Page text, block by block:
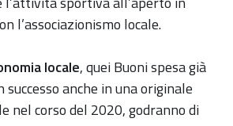
l’associazionismo locale.
locale, quei Buoni spesa già
anche in una originale
nel corso del 2020, godranno di